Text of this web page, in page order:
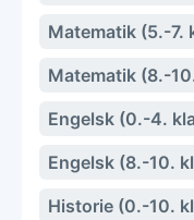
Matematik (5.-7.
Matematik (8.-
Engelsk (0.-4.
Engelsk (8.-10.
Historie (0.-10.